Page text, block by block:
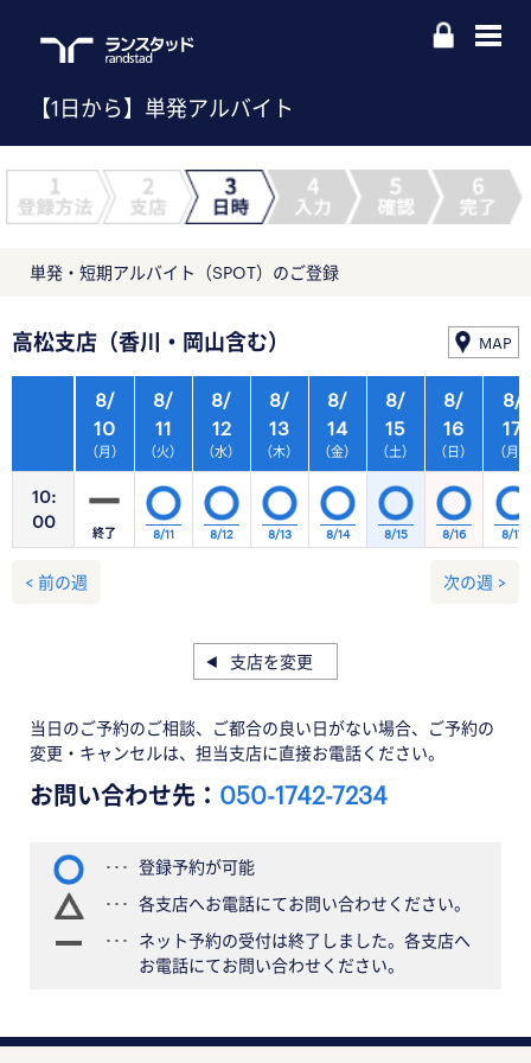
【1日から】単発アルバイト
単発・短期アルバイト（SPOT）のご登録
高松支店（香川・岡山含む） MAP
10:
00
8/
10
（月）
8/
11
（火）
8/
12
（水）
8/
13
（木）
8/
14
（金）
8/
15
（土）
8/
16
（日）
終了 8/11 8/12 8/13 8/14 8/15 8/16
8/
17
（月）
8/17
< 前の週 次の週 >
支店を変更
当日のご予約のご相談、ご都合の良い日がない場合、ご予約の
変更・キャンセルは、担当支店に直接お電話ください。
お問い合わせ先： 050-1742-7234
登録予約が可能
各支店へお電話にてお問い合わせください。
ネット予約の受付は終了しました。各支店へ
お電話にてお問い合わせください。